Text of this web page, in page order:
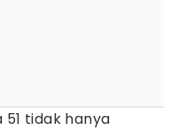
51 tidak hanya